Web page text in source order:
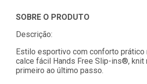
SOBRE O PRODUTO
Descrição:
Estilo esportivo com conforto prático
calce fácil Hands Free Slip-ins®, knit
primeiro ao último passo.